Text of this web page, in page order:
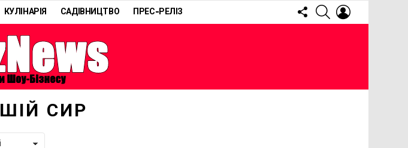
КУЛІНАРІЯ САДІВНИЦТВО ПРЕС-РЕЛІЗ
FOLLOW
US
SEARCH
СИР